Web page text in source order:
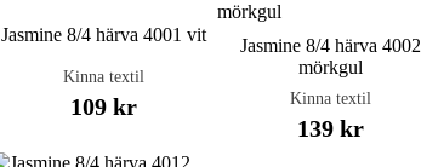
Jasmine 8/4 härva 4001 vit
Kinna textil
109 kr
Jasmine 8/4 härva 4002
mörkgul
Kinna textil
139 kr